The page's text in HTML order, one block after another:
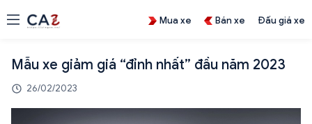
Mua xe Bán xe Đấu giá xe
Mẫu xe giảm giá “đỉnh nhất” đầu năm 2023
26/02/2023